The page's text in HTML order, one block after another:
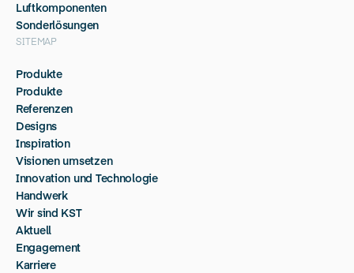
Luftkomponenten
Sonderlösungen
SITEMAP
Produkte
Produkte
Referenzen
Designs
Inspiration
Visionen umsetzen
Innovation und Technologie
Handwerk
Wir sind KST
Aktuell
Engagement
Karriere